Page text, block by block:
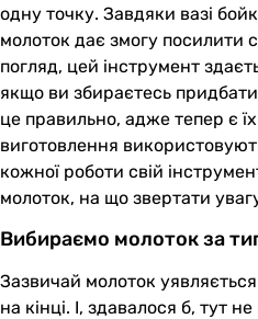
одну точку. Завдяки вазі
молоток дає змогу посилити
погляд, цей інструмент
якщо ви збираєтесь
це правильно, адже тепер є їх
виготовлення
кожної роботи свій
молоток, на що звертати
Вибираємо молоток за
Зазвичай молоток
на кінці. І, здавалося б, тут